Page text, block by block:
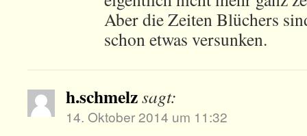
Aber die Zeiten Blüchers
schon etwas versunken.
h.schmelzsagt:
14. Oktober 2014 um 11:32